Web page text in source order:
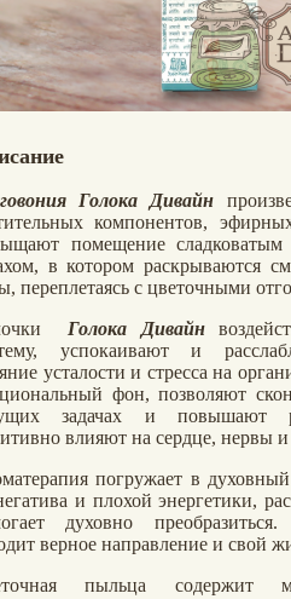
Голока Дивайн
компонентов,
помещение сладковатым
в котором раскрываются
переплетаясь с цветочными
Голока Дивайн
успокаивают и
усталости и стресса на
фон, позволяют
задачах и повышают
влияют на сердце, нервы
погружает в
и плохой энергетики,
духовно
верное направление и свой
пыльца содержит